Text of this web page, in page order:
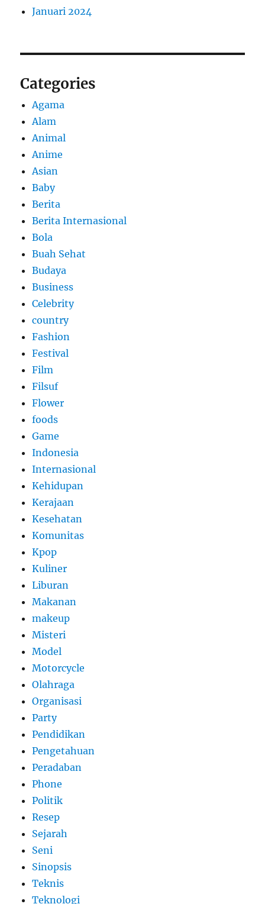
Januari 2024
Categories
Agama
Alam
Animal
Anime
Asian
Baby
Berita
Berita Internasional
Bola
Buah Sehat
Budaya
Business
Celebrity
country
Fashion
Festival
Film
Filsuf
Flower
foods
Game
Indonesia
Internasional
Kehidupan
Kerajaan
Kesehatan
Komunitas
Kpop
Kuliner
Liburan
Makanan
makeup
Misteri
Model
Motorcycle
Olahraga
Organisasi
Party
Pendidikan
Pengetahuan
Peradaban
Phone
Politik
Resep
Sejarah
Seni
Sinopsis
Teknis
Teknologi